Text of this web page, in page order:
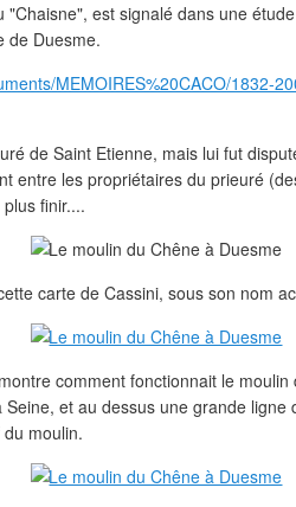
"Chaisne", est signalé dans une
de Duesme.
MEMOIRES%20CACO/1832-
de Saint Etienne, mais lui fut
entre les propriétaires du prieuré
finir....
carte de Cassini, sous son nom
comment fonctionnait le
et au dessus une grande ligne
moulin.